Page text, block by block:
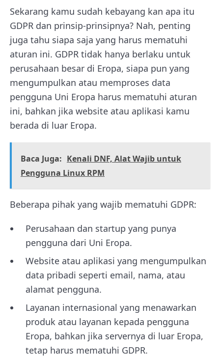
Sekarang kamu sudah kebayang kan apa itu
GDPR dan prinsip-prinsipnya? Nah, penting
juga tahu siapa saja yang harus mematuhi
aturan ini. GDPR tidak hanya berlaku untuk
perusahaan besar di Eropa, siapa pun yang
mengumpulkan atau memproses data
pengguna Uni Eropa harus mematuhi aturan
ini, bahkan jika website atau aplikasi kamu
berada di luar Eropa.
Baca Juga: Kenali DNF, Alat Wajib untuk
Pengguna Linux RPM
Beberapa pihak yang wajib mematuhi GDPR:
Perusahaan dan startup yang punya
pengguna dari Uni Eropa.
Website atau aplikasi yang mengumpulkan
data pribadi seperti email, nama, atau
alamat pengguna.
Layanan internasional yang menawarkan
produk atau layanan kepada pengguna
Eropa, bahkan jika servernya di luar Eropa,
tetap harus mematuhi GDPR.